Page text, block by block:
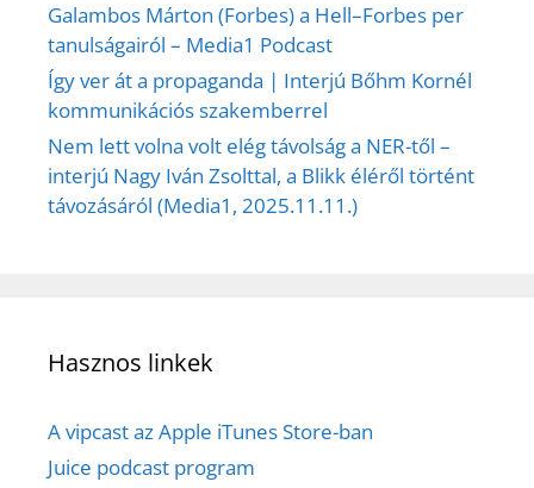
Galambos Márton (Forbes) a Hell–Forbes per
tanulságairól – Media1 Podcast
Így ver át a propaganda | Interjú Bőhm Kornél
kommunikációs szakemberrel
Nem lett volna volt elég távolság a NER-től –
interjú Nagy Iván Zsolttal, a Blikk éléről történt
távozásáról (Media1, 2025.11.11.)
Hasznos linkek
A vipcast az Apple iTunes Store-ban
Juice podcast program